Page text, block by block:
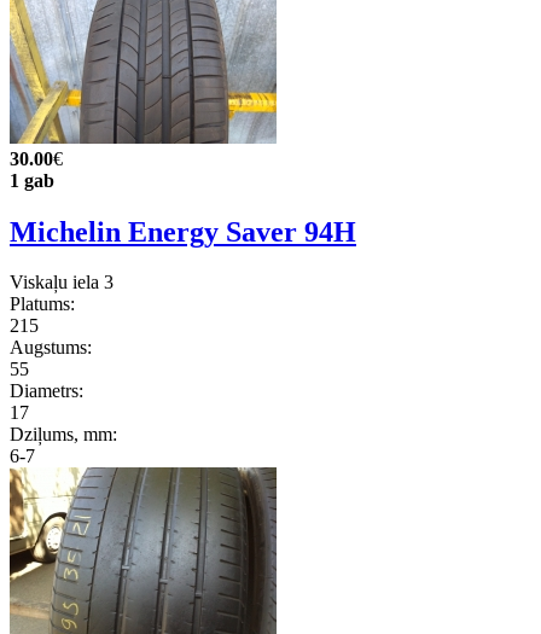
30.00€
1 gab
Michelin Energy Saver 94H
Viskaļu iela 3
Platums:
215
Augstums:
55
Diametrs:
17
Dziļums, mm:
6-7